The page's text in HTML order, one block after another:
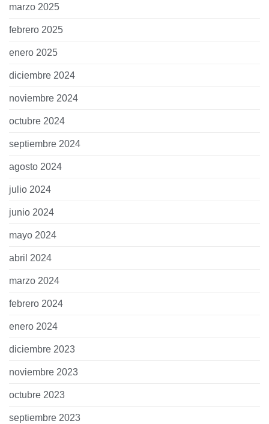
marzo 2025
febrero 2025
enero 2025
diciembre 2024
noviembre 2024
octubre 2024
septiembre 2024
agosto 2024
julio 2024
junio 2024
mayo 2024
abril 2024
marzo 2024
febrero 2024
enero 2024
diciembre 2023
noviembre 2023
octubre 2023
septiembre 2023